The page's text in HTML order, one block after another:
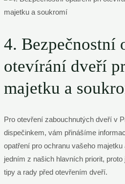
4. Bezpečnostní
otevírání dveří
majetku a
Pro otevření zabouchnutých dveří v
dispečinkem, vám přinášíme
opatření pro ochranu vašeho
jedním z našich hlavních priorit,
tipy a rady před otevřením dveří.